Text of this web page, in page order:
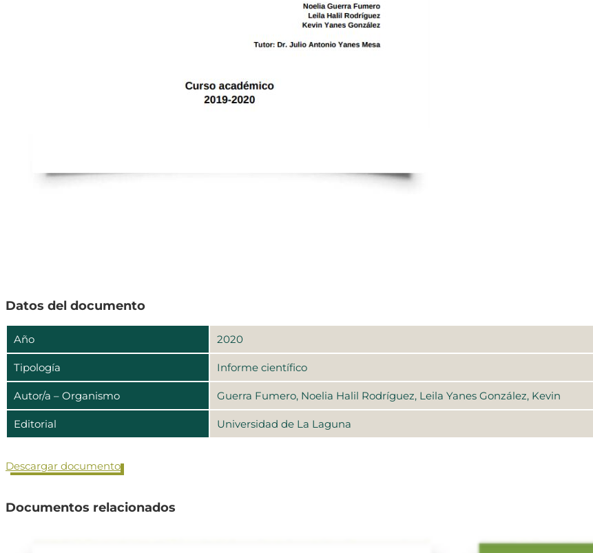
Datos del documento
Año 2020
Tipología Informe científico
Autor/a – Organismo Guerra Fumero, Noelia Halil Rodríguez, Leila Yanes González, Kevin
Editorial Universidad de La Laguna
Descargar documento
Documentos relacionados